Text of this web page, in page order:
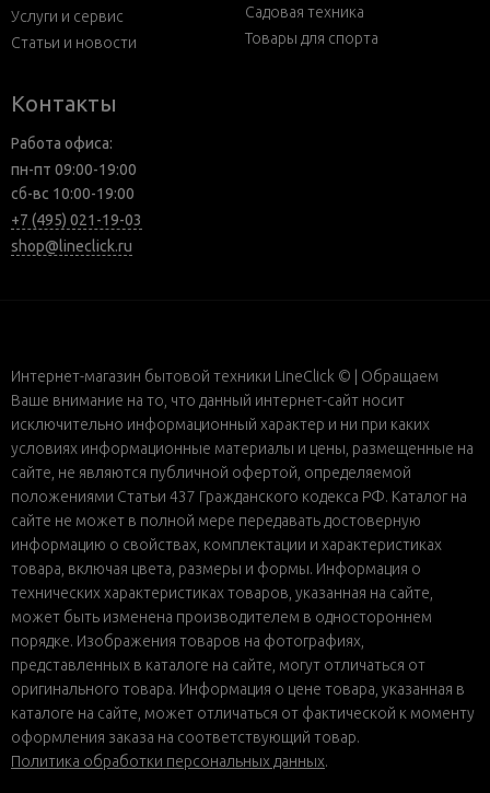
Услуги и сервис
Статьи и новости
Садовая техника
Товары для спорта
Контакты
Работа офиса:
пн-пт 09:00-19:00
сб-вс 10:00-19:00
+7 (495) 021-19-03
shop@lineclick.ru
Интернет-магазин бытовой техники LineClick © | Обращаем
Ваше внимание на то, что данный интернет-сайт носит
исключительно информационный характер и ни при каких
условиях информационные материалы и цены, размещенные на
сайте, не являются публичной офертой, определяемой
положениями Статьи 437 Гражданского кодекса РФ. Каталог на
сайте не может в полной мере передавать достоверную
информацию о свойствах, комплектации и характеристиках
товара, включая цвета, размеры и формы. Информация о
технических характеристиках товаров, указанная на сайте,
может быть изменена производителем в одностороннем
порядке. Изображения товаров на фотографиях,
представленных в каталоге на сайте, могут отличаться от
оригинального товара. Информация о цене товара, указанная в
каталоге на сайте, может отличаться от фактической к моменту
оформления заказа на соответствующий товар.
Политика обработки персональных данных.